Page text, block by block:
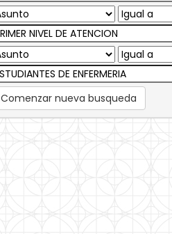
Comenzar nueva busqueda